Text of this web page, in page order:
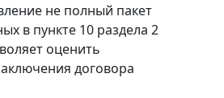
не полный пакет
в пункте 10 раздела 2
оценить
договора